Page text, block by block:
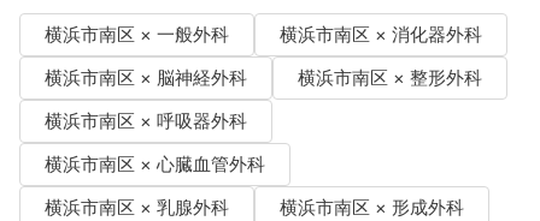
横浜市南区 × 一般外科
横浜市南区 × 消化器外科
横浜市南区 × 脳神経外科
横浜市南区 × 整形外科
横浜市南区 × 呼吸器外科
横浜市南区 × 心臓血管外科
横浜市南区 × 乳腺外科
横浜市南区 × 形成外科